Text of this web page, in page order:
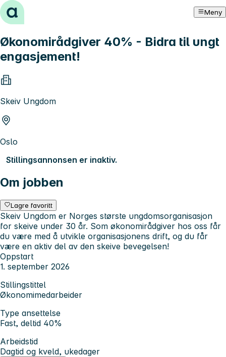
Hopp til innhold Meny
Økonomirådgiver 40% - Bidra til ungt
engasjement!
Skeiv Ungdom
Oslo
Stillingsannonsen er inaktiv.
Om jobben
Lagre favoritt
Skeiv Ungdom er Norges største ungdomsorganisasjon
for skeive under 30 år. Som økonomirådgiver hos oss får
du være med å utvikle organisasjonens drift, og du får
være en aktiv del av den skeive bevegelsen!
Oppstart
1. september 2026
Stillingstittel
Økonomimedarbeider
Type ansettelse
Fast, deltid 40%
Arbeidstid
Dagtid og kveld, ukedager